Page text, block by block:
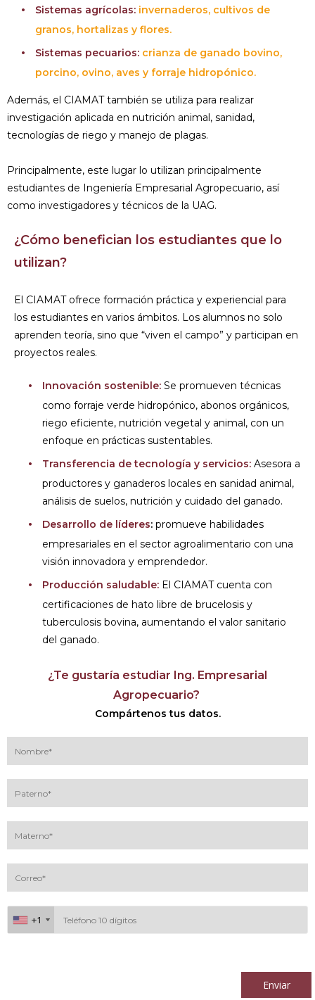
Sistemas agrícolas: invernaderos, cultivos de
granos, hortalizas y flores.
Sistemas pecuarios: crianza de ganado bovino,
porcino, ovino, aves y forraje hidropónico.
Además, el CIAMAT también se utiliza para realizar
investigación aplicada en nutrición animal, sanidad,
tecnologías de riego y manejo de plagas.
Principalmente, este lugar lo utilizan principalmente
estudiantes de Ingeniería Empresarial Agropecuario, así
como investigadores y técnicos de la UAG.
¿Cómo benefician los estudiantes que lo
utilizan?
El CIAMAT ofrece formación práctica y experiencial para
los estudiantes en varios ámbitos. Los alumnos no solo
aprenden teoría, sino que “viven el campo” y participan en
proyectos reales.
Innovación sostenible: Se promueven técnicas
como forraje verde hidropónico, abonos orgánicos,
riego eficiente, nutrición vegetal y animal, con un
enfoque en prácticas sustentables.
Transferencia de tecnología y servicios: Asesora a
productores y ganaderos locales en sanidad animal,
análisis de suelos, nutrición y cuidado del ganado.
Desarrollo de líderes: promueve habilidades
empresariales en el sector agroalimentario con una
visión innovadora y emprendedor.
Producción saludable: El CIAMAT cuenta con
certificaciones de hato libre de brucelosis y
tuberculosis bovina, aumentando el valor sanitario
del ganado.
¿Te gustaría estudiar Ing. Empresarial
Agropecuario?
Compártenos tus datos.
+1
+1
Enviar